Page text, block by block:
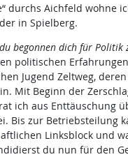
durchs Aichfeld wohne
in Spielberg.
begonnen dich für Politik
politischen
Jugend Zeltweg,
Mit Beginn der
ich aus Enttäuschung
Bis zur Betriebsteilung
Linksblock und
du nun für den